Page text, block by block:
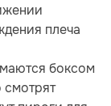
плеча
боксом